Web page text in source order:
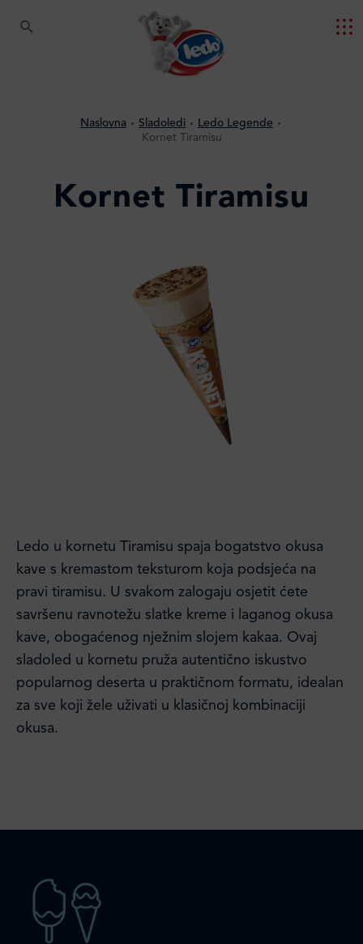
Naslovna Sladoledi
Ledo Legende
Kornet Tiramisu
Kornet Tiramisu
Ledo u kornetu Tiramisu spaja bogatstvo okusa
kave s kremastom teksturom koja podsjeća na
pravi tiramisu. U svakom zalogaju osjetit ćete
savršenu ravnotežu slatke kreme i laganog okusa
kave, obogaćenog nježnim slojem kakaa. Ovaj
sladoled u kornetu pruža autentično iskustvo
popularnog deserta u praktičnom formatu, idealan
za sve koji žele uživati u klasičnoj kombinaciji
okusa.